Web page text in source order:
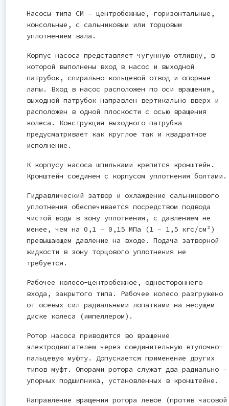
Насосы типа СМ – центробежные, горизонтальные,
консольные, с сальниковым или торцовым
уплотнением вала.
Корпус насоса представляет чугунную отливку, в
которой выполнены вход в насос и выходной
патрубок, спирально-кольцевой отвод и опорные
лапы. Вход в насос расположен по оси вращения,
выходной патрубок направлен вертикально вверх и
расположен в одной плоскости с осью вращения
колеса. Конструкция выходного патрубка
предусматривает как круглое так и квадратное
исполнение.
К корпусу насоса шпильками крепится кронштейн.
Кронштейн соединен с корпусом уплотнения болтами.
Гидравлический затвор и охлаждение сальникового
уплотнения обеспечивается посредством подвода
чистой воды в зону уплотнения, с давлением не
менее, чем на 0,1 – 0,15 МПа (1 – 1,5 кгс/см²)
превышающем давление на входе. Подача затворной
жидкости в зону торцового уплотнения не
требуется.
Рабочее колесо-центробежное, одностороннего
входа, закрытого типа. Рабочее колесо разгружено
от осевых сил радиальными лопатками на несущем
диске колеса (импеллером).
Ротор насоса приводится во вращение
электродвигателем через соединительную втулочно-
пальцевую муфту. Допускается применение других
типов муфт. Опорами ротора служат два радиально –
упорных подшипника, установленных в кронштейне.
Направление вращения ротора левое (против часовой